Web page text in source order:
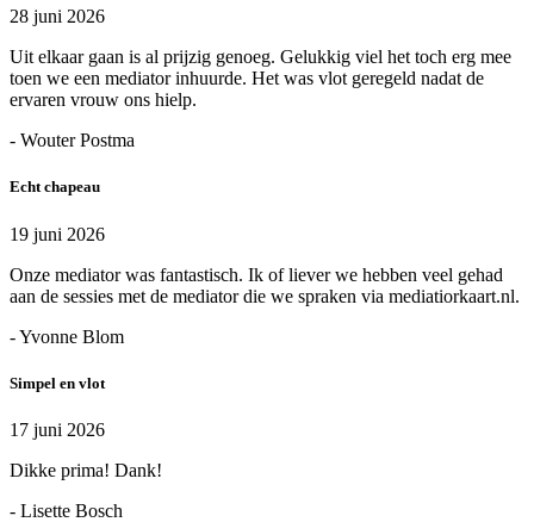
28 juni 2026
Uit elkaar gaan is al prijzig genoeg. Gelukkig viel het toch erg mee
toen we een mediator inhuurde. Het was vlot geregeld nadat de
ervaren vrouw ons hielp.
- Wouter Postma
Echt chapeau
19 juni 2026
Onze mediator was fantastisch. Ik of liever we hebben veel gehad
aan de sessies met de mediator die we spraken via mediatiorkaart.nl.
- Yvonne Blom
Simpel en vlot
17 juni 2026
Dikke prima! Dank!
- Lisette Bosch